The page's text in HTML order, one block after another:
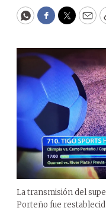
WhatsApp
Facebook
Twitter
La transmisión del
Porteño fue